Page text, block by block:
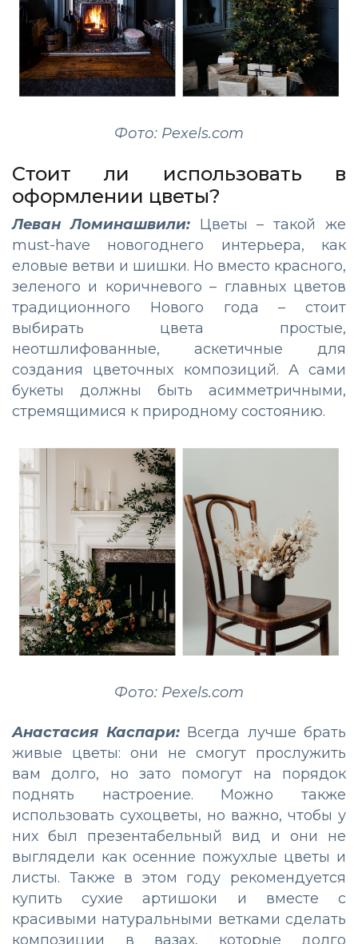
Фото: Pexels.com
Стоит ли использовать в
оформлении цветы?
Леван Ломинашвили:Цветы – такой же
must-have новогоднего интерьера, как
еловые ветви и шишки. Но вместо красного,
зеленого и коричневого – главных цветов
традиционного Нового года – стоит
выбирать цвета простые,
неотшлифованные, аскетичные для
создания цветочных композиций. А сами
букеты должны быть асимметричными,
стремящимися к природному состоянию.
Фото: Pexels.com
Анастасия Каспари: Всегда лучше брать
живые цветы: они не смогут прослужить
вам долго, но зато помогут на порядок
поднять настроение. Можно также
использовать сухоцветы, но важно, чтобы у
них был презентабельный вид и они не
выглядели как осенние пожухлые цветы и
листы. Также в этом году рекомендуется
купить сухие артишоки и вместе с
красивыми натуральными ветками сделать
композиции в вазах, которые долго